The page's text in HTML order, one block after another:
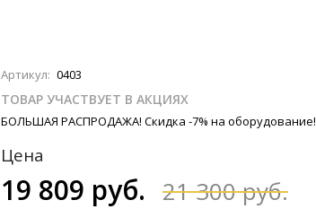
Артикул: 0403
ТОВАР УЧАСТВУЕТ В АКЦИЯХ
БОЛЬШАЯ РАСПРОДАЖА! Скидка -7% на оборудование!
Цена
19 809 руб. 21 300 руб.